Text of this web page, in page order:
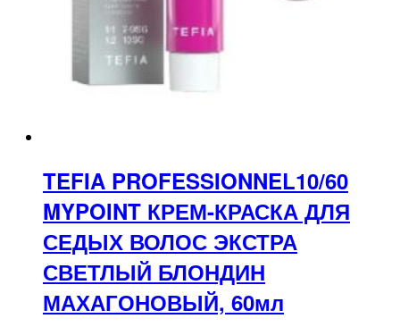
TEFIA PROFESSIONNEL10/60
MYPOINT КРЕМ-КРАСКА ДЛЯ
СЕДЫХ ВОЛОС ЭКСТРА
СВЕТЛЫЙ БЛОНДИН
МАХАГОНОВЫЙ, 60мл